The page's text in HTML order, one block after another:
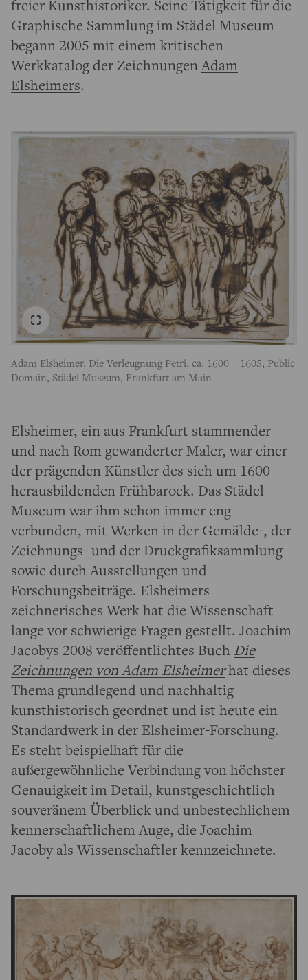
freier Kunsthistoriker. Seine Tätigkeit für die
Graphische Sammlung im Städel Museum
begann 2005 mit einem kritischen
Werkkatalog der ZeichnungenAdam
Elsheimers.
Adam Elsheimer, Die Verleugnung Petri, ca. 1600 – 1605, Public
Domain, Städel Museum, Frankfurt am Main
Elsheimer, ein aus Frankfurt stammender
und nach Rom gewanderter Maler, war einer
der prägenden Künstler des sich um 1600
herausbildenden Frühbarock. Das Städel
Museum war ihm schon immer eng
verbunden, mit Werken in der Gemälde-, der
Zeichnungs- und der Druckgrafiksammlung
sowie durch Ausstellungen und
Forschungsbeiträge. Elsheimers
zeichnerisches Werk hat die Wissenschaft
lange vor schwierige Fragen gestellt. Joachim
Jacobys 2008 veröffentlichtes Buch Die
Zeichnungen von Adam Elsheimerhat dieses
Thema grundlegend und nachhaltig
kunsthistorisch geordnet und ist heute ein
Standardwerk in der Elsheimer-Forschung.
Es steht beispielhaft für die
außergewöhnliche Verbindung von höchster
Genauigkeit im Detail, kunstgeschichtlich
souveränem Überblick und unbestechlichem
kennerschaftlichem Auge, die Joachim
Jacoby als Wissenschaftler kennzeichnete.